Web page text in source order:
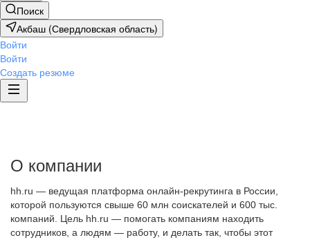
Поиск
Акбаш (Свердловская область)
Войти
Войти
Создать резюме
О компании
hh.ru — ведущая платформа онлайн-рекрутинга в России,
которой пользуются свыше 60 млн соискателей и 600 тыс.
компаний. Цель hh.ru — помогать компаниям находить
сотрудников, а людям — работу, и делать так, чтобы этот